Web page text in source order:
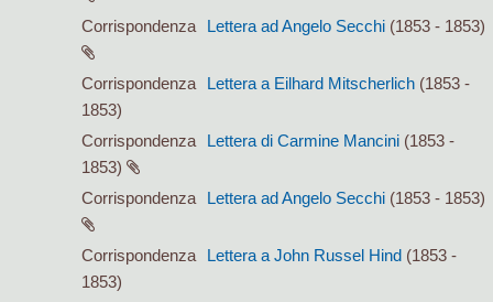
Corrispondenza Lettera ad Angelo Secchi (1853 - 1853)
Corrispondenza Lettera a Eilhard Mitscherlich (1853 -
1853)
Corrispondenza
Lettera di Carmine Mancini (1853 -
1853)
Corrispondenza
Lettera ad Angelo Secchi (1853 - 1853)
Corrispondenza Lettera a John Russel Hind (1853 -
1853)